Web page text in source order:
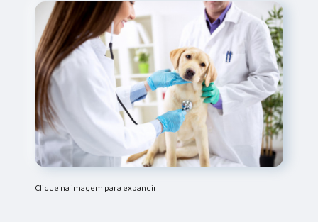
Clique na imagem para expandir